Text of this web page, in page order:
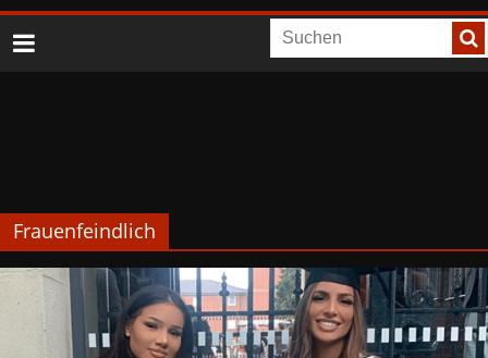
Frauenfeindlich